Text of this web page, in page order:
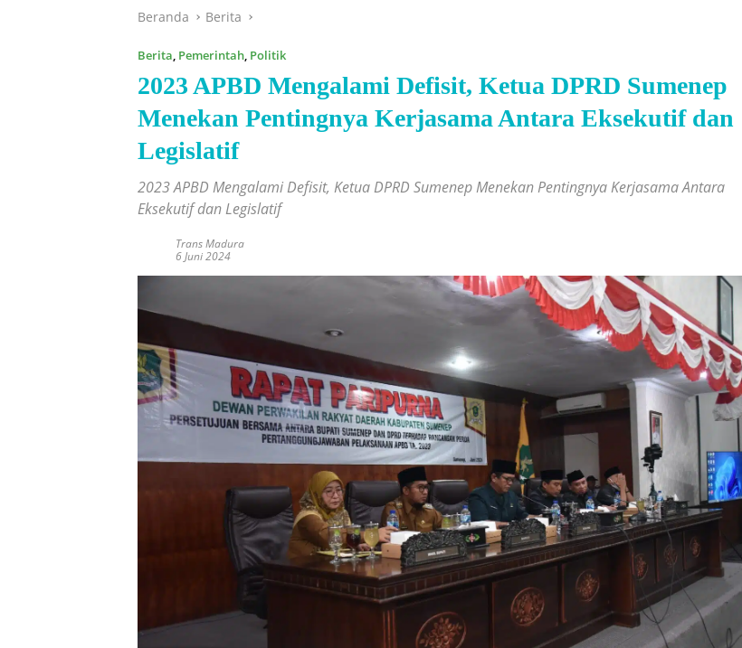
Beranda Berita
Berita Pemerintah Politik
2023 APBD Mengalami Defisit, Ketua DPRD Sumenep
Menekan Pentingnya Kerjasama Antara Eksekutif dan
Legislatif
2023 APBD Mengalami Defisit, Ketua DPRD Sumenep Menekan Pentingnya Kerjasama Antara
Eksekutif dan Legislatif
Trans Madura
6 Juni 2024